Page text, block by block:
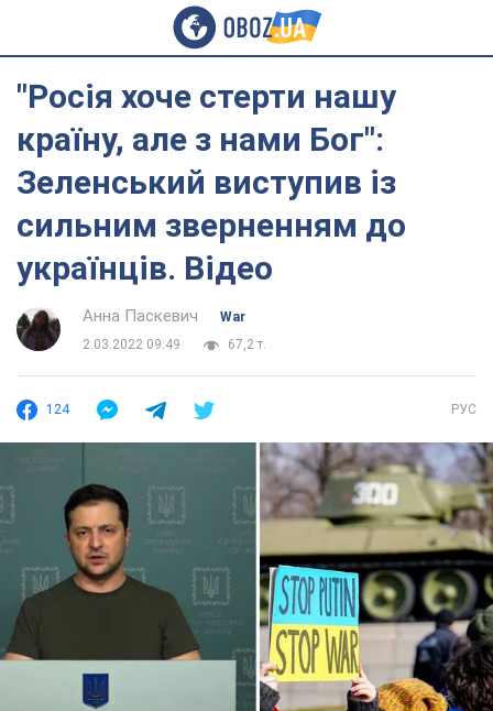
"Росія хоче стерти нашу
країну, але з нами Бог":
Зеленський виступив із
сильним зверненням до
українців. Відео
Анна Паскевич
War
2.03.2022 09:49
67,2 т.
124 РУС